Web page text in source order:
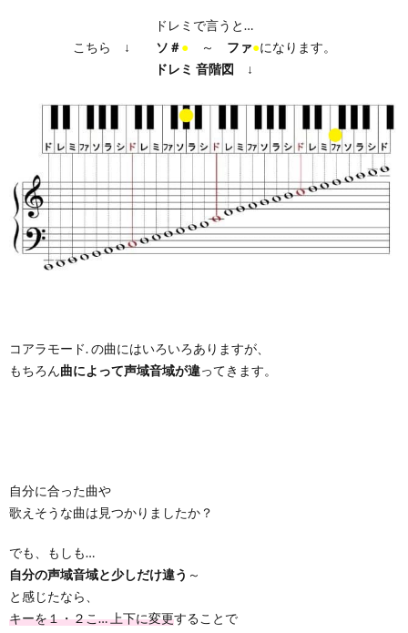
ドレミで言うと…
こちら ↓
ソ＃●～ ファ●になります。
ドレミ 音階図 ↓
コアラモード. の曲にはいろいろありますが、
もちろん曲によって声域音域が違ってきます。
自分に合った曲や
歌えそうな曲は見つかりましたか？
でも、もしも…
自分の声域音域と少しだけ違う ～
と感じたなら、
キーを１・２こ… 上下に変更することで